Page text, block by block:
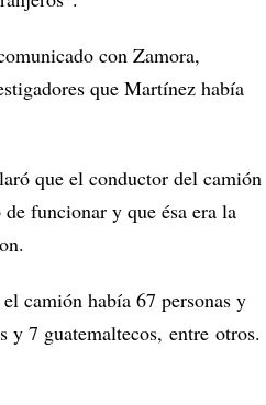
con Zamora,
que Martínez había
que el conductor del camión
funcionar y que ésa era la
camión había 67 personas y
y 7 guatemaltecos, entre otros.